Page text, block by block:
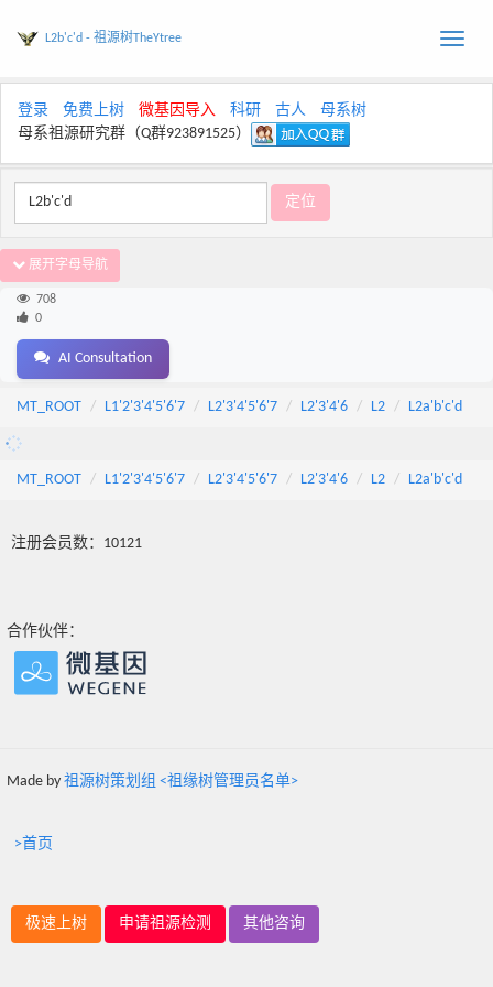
Toggle
L2b'c'd - 祖源树TheYtree
登录 免费上树 微基因导入 科研 古人
母系树
母系祖源研究群（Q群923891525）
展开字母导航
708
0
AI Consultation
MT_ROOT L1'2'3'4'5'6'7 L2'3'4'5'6'7 L2'3'4'6 L2 L2a'b'c'd
MT_ROOT L1'2'3'4'5'6'7 L2'3'4'5'6'7 L2'3'4'6 L2 L2a'b'c'd
注册会员数：10121
合作伙伴：
Made by 祖源树策划组 <祖缘树管理员名单>
>首页
极速上树 申请祖源检测 其他咨询